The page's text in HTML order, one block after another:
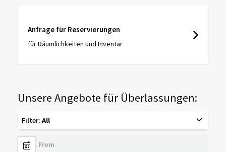
Anfrage für Reservierungen
für Räumlichkeiten und Inventar
Unsere Angebote für Überlassungen:
Filter: All